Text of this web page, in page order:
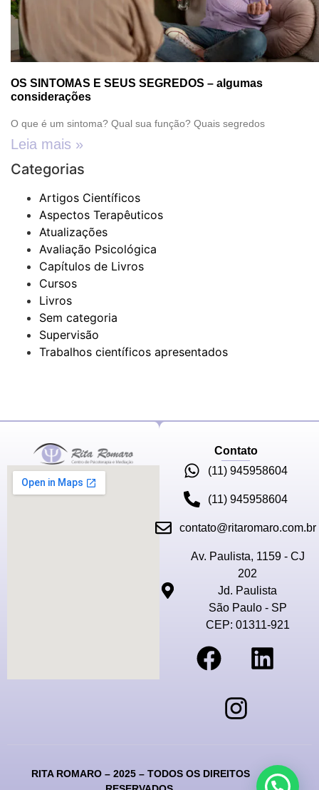
OS SINTOMAS E SEUS SEGREDOS – algumas
considerações
O que é um sintoma? Qual sua função? Quais segredos
Leia mais »
Categorias
Artigos Científicos
Aspectos Terapêuticos
Atualizações
Avaliação Psicológica
Capítulos de Livros
Cursos
Livros
Sem categoria
Supervisão
Trabalhos científicos apresentados
Contato
(11) 945958604
(11) 945958604
contato@ritaromaro.com.br
Av. Paulista, 1159 - CJ
202
Jd. Paulista
São Paulo - SP
CEP: 01311-921
RITA ROMARO – 2025 – TODOS OS DIREITOS